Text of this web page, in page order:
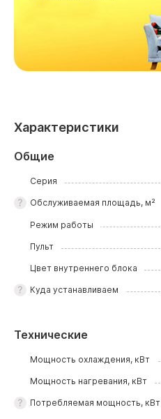
Характеристики
Общие
Серия
Обслуживаемая площадь, м²
Режим работы
Пульт
Цвет внутреннего блока
Куда устанавливаем
Технические
Мощность охлаждения, кВт
Мощность нагревания, кВт
Потребляемая мощность, кВт